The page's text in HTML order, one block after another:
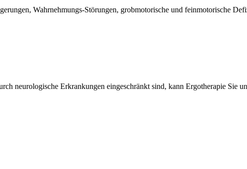
Wahrnehmungs-Störungen, grobmotorische und feinmotorische
neurologische Erkrankungen eingeschränkt sind, kann Ergotherapie Sie